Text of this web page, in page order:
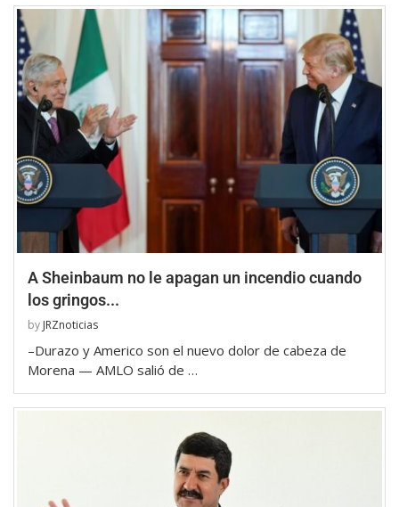
A Sheinbaum no le apagan un incendio cuando
los gringos...
by JRZnoticias
–Durazo y Americo son el nuevo dolor de cabeza de
Morena — AMLO salió de …